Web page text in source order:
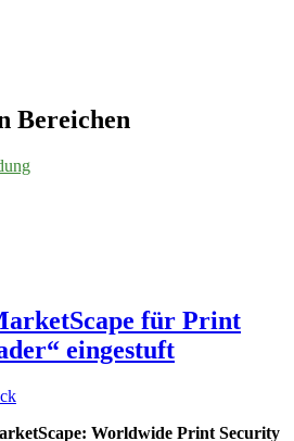
Bereichen
für Print
eingestuft
Worldwide Print Security